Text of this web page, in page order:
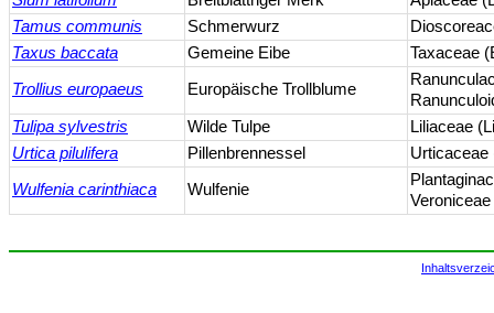
Tamus communis
Schmerwurz
Taxus baccata
Gemeine Eibe Taxaceae
Trollius europaeus Europäische Trollblume
Tulipa sylvestris
Wilde Tulpe
Liliaceae
Urtica pilulifera
Pillenbrennessel Urticaceae
Wulfenia carinthiaca Wulfenie
Veroniceae